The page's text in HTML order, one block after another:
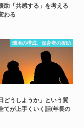
助「共感する」を考える
わる
環境の構成、保育者の援助
どうしようか」という質
てが上手くいく話(年長の